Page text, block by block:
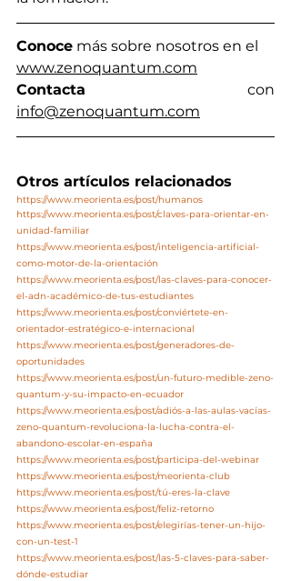
Conoce más sobre nosotros en el
www.zenoquantum.com
Contacta
info@zenoquantum.com
Otros artículos relacionados
https://www.meorienta.es/post/humanos
https://www.meorienta.es/post/claves-para-orientar-en-
unidad-familiar
https://www.meorienta.es/post/inteligencia-artificial-
como-motor-de-la-orientación
https://www.meorienta.es/post/las-claves-para-conocer-
el-adn-académico-de-tus-estudiantes
https://www.meorienta.es/post/conviértete-en-
orientador-estratégico-e-internacional
https://www.meorienta.es/post/generadores-de-
oportunidades
https://www.meorienta.es/post/un-futuro-medible-zeno-
quantum-y-su-impacto-en-ecuador
https://www.meorienta.es/post/adiós-a-las-aulas-vacías-
zeno-quantum-revoluciona-la-lucha-contra-el-
abandono-escolar-en-españa
https://www.meorienta.es/post/participa-del-webinar
https://www.meorienta.es/post/meorienta-club
https://www.meorienta.es/post/tú-eres-la-clave
https://www.meorienta.es/post/feliz-retorno
https://www.meorienta.es/post/elegirías-tener-un-hijo-
con-un-test-1
https://www.meorienta.es/post/las-5-claves-para-saber-
dónde-estudiar